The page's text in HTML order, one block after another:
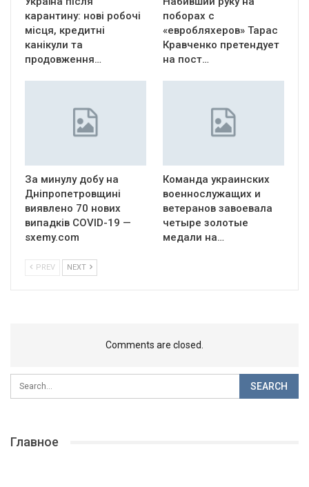
карантину: нові робочі
місця, кредитні
канікули та
продовження…
поборах с
«евробляхеров» Тарас
Кравченко претендует
на пост…
За минулу добу на
Дніпропетровщині
виявлено 70 нових
випадків COVID-19 —
sxemy.com
Команда украинских
военнослужащих и
ветеранов завоевала
четыре золотые
медали на…
PREV NEXT
Comments are closed.
Главное